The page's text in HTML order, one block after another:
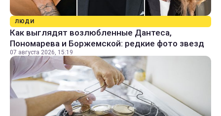
ЛЮДИ
Как выглядят возлюбленные Дантеса,
Пономарева и Боржемской: редкие фото звезд
07 августа 2026, 15:19